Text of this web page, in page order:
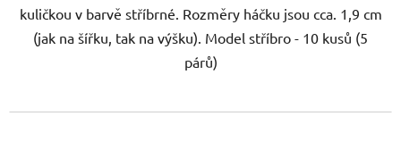
kuličkou v barvě stříbrné. Rozměry háčku jsou cca. 1,9 cm
(jak na šířku, tak na výšku). Model stříbro - 10 kusů (5
párů)